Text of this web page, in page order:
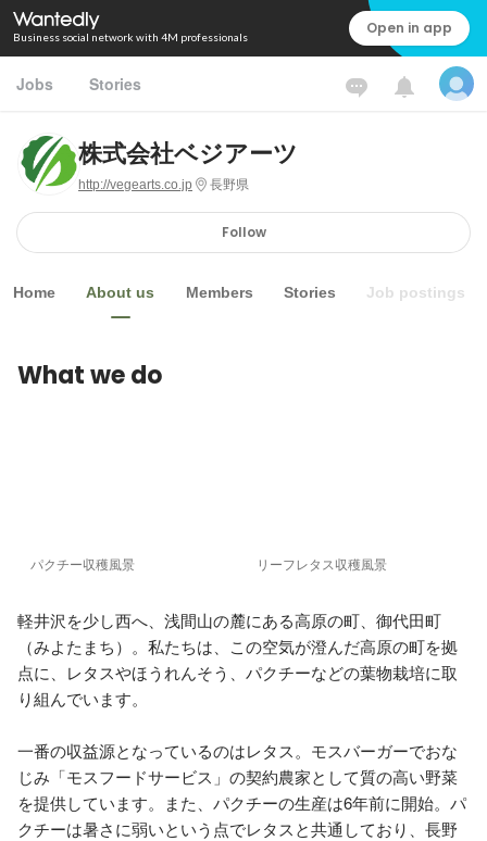
Business social network with 4M professionals Open in app
Jobs Stories
株式会社ベジアーツ
http://vegearts.co.jp 長野県
Follow
Home About us Members Stories Job postings
What we do
パクチー収穫風景 リーフレタス収穫風景
軽井沢を少し西へ、浅間山の麓にある高原の町、御代田町
（みよたまち）。私たちは、この空気が澄んだ高原の町を拠
点に、レタスやほうれんそう、パクチーなどの葉物栽培に取
り組んでいます。
一番の収益源となっているのはレタス。モスバーガーでおな
じみ「モスフードサービス」の契約農家として質の高い野菜
を提供しています。また、パクチーの生産は6年前に開始。パ
クチーは暑さに弱いという点でレタスと共通しており、長野